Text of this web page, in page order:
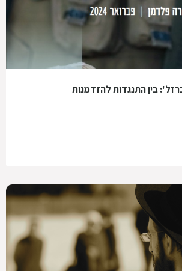
בין התנגדות להזדמנות